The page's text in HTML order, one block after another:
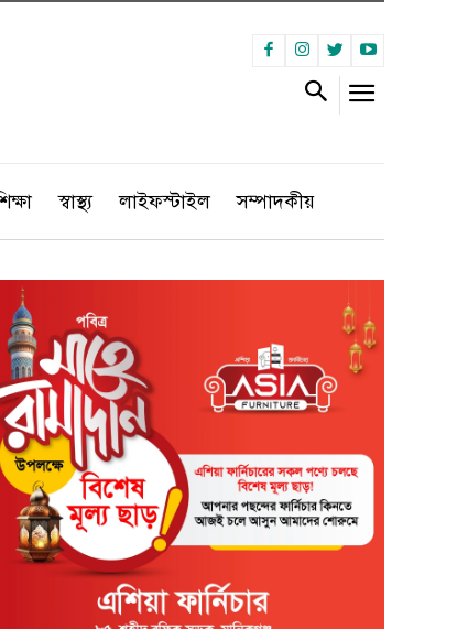
স্বাস্থ্য লাইফস্টাইল সম্পাদকীয়